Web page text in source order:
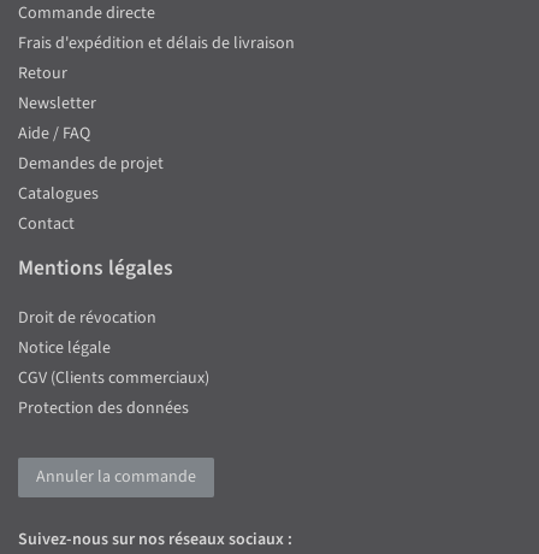
Commande directe
Frais d'expédition et délais de livraison
Retour
Newsletter
Aide / FAQ
Demandes de projet
Catalogues
Contact
Mentions légales
Droit de révocation
Notice légale
CGV (Clients commerciaux)
Protection des données
Annuler la commande
Suivez-nous sur nos réseaux sociaux :